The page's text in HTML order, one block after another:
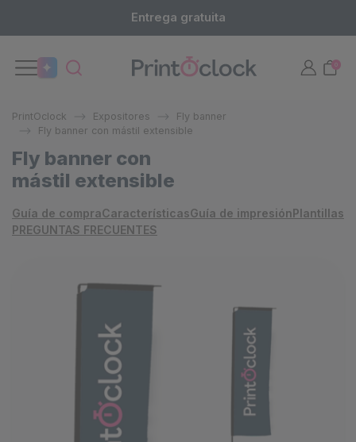
Entrega gratuita
0
PrintOclock Expositores
Fly banner
Fly banner con mástil extensible
Fly banner con
mástil extensible
Guía de compraCaracterísticasGuía de impresiónPlantillas
PREGUNTAS FRECUENTES